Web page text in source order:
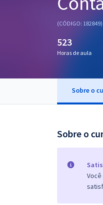
Questões grátis
(CÓDIGO: 182849)
523
Horas de aula
Sobre o
Sobre o